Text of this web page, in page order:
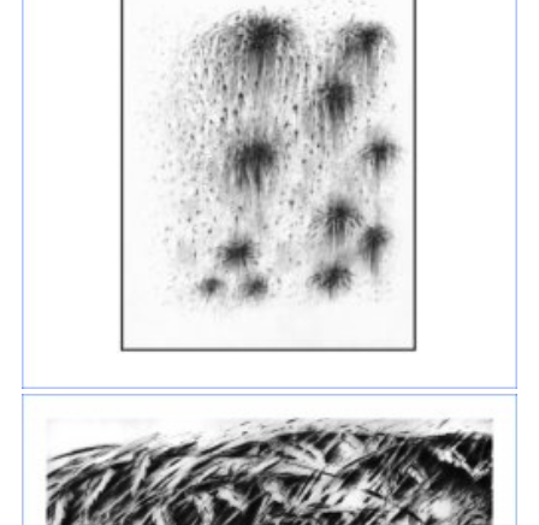
ARBRE